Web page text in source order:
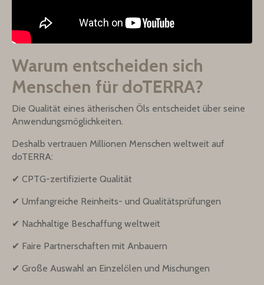
Warum entscheiden sich
Menschen für doTERRA?
Die Qualität eines ätherischen Öls entscheidet über seine
Anwendungsmöglichkeiten.
Deshalb vertrauen Millionen Menschen weltweit auf
doTERRA:
✔ CPTG-zertifizierte Qualität
✔ Umfangreiche Reinheits- und Qualitätsprüfungen
✔ Nachhaltige Beschaffung weltweit
✔ Faire Partnerschaften mit Anbauern
✔ Große Auswahl an Einzelölen und Mischungen